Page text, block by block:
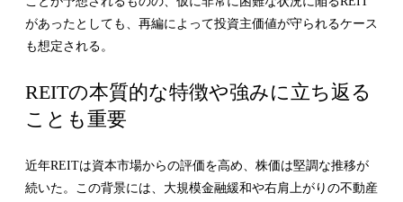
があったとしても、再編によって投資主価値が守られるケース
も想定される。
REITの本質的な特徴や強みに立ち返る
ことも重要
近年REITは資本市場からの評価を高め、株価は堅調な推移が
続いた。この背景には、大規模金融緩和や右肩上がりの不動産